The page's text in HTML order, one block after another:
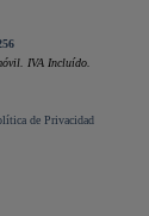
IVA Incluído.
de Privacidad